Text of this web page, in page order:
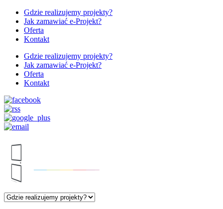
Gdzie realizujemy projekty?
Jak zamawiać e-Projekt?
Oferta
Kontakt
Gdzie realizujemy projekty?
Jak zamawiać e-Projekt?
Oferta
Kontakt